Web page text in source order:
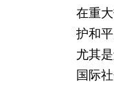
在重
护和
尤其
国际